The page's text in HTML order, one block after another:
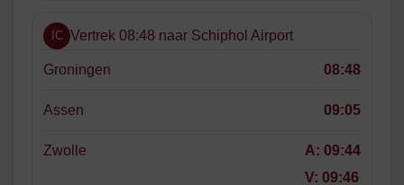
IC Vertrek 08:48 naar Schiphol Airport
Groningen 08:48
Assen 09:05
Zwolle A: 09:44
V: 09:46